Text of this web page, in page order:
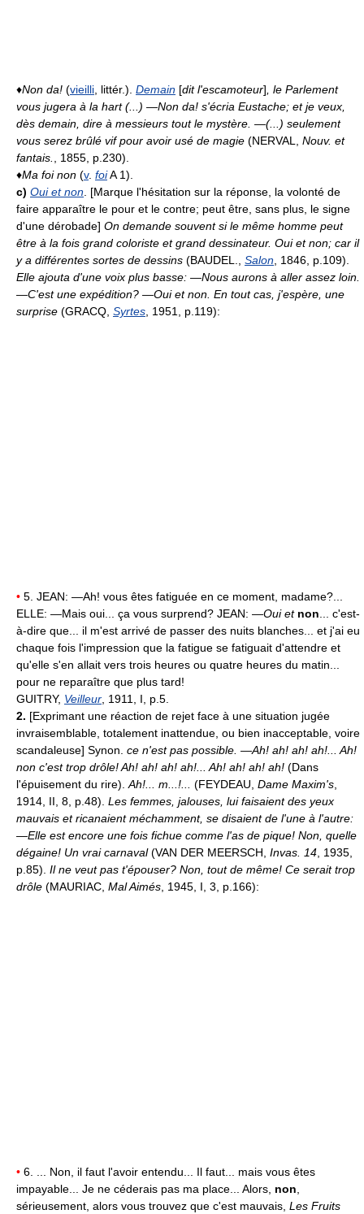
♦Non da! (vieilli , littér.). Demain [dit l'escamoteur] , le Parlement
vous jugera à la hart (...) —Non da! s'écria Eustache; et je veux,
dès demain, dire à messieurs tout le mystère. —(...) seulement
vous serez brûlé vif pour avoir usé de magie (NERVAL, Nouv. et
fantais.
, 1855, p.230).
♦Ma foi non (v. foiA 1).
c) Oui et non . [Marque l'hésitation sur la réponse, la volonté de
faire apparaître le pour et le contre; peut être, sans plus, le signe
d'une dérobade] On demande souvent si le même homme peut
être à la fois grand coloriste et grand dessinateur. Oui et non; car il
y a différentes sortes de dessins (BAUDEL., Salon , 1846, p.109).
Elle ajouta d'une voix plus basse: —Nous aurons à aller assez loin.
—C'est une expédition? —Oui et non. En tout cas, j'espère, une
surprise (GRACQ, Syrtes , 1951, p.119):
• 5. JEAN: —Ah! vous êtes fatiguée en ce moment, madame?...
ELLE: —Mais oui... ça vous surprend? JEAN: —Oui et non ... c'est-
à-dire que... il m'est arrivé de passer des nuits blanches... et j'ai eu
chaque fois l'impression que la fatigue se fatiguait d'attendre et
qu'elle s'en allait vers trois heures ou quatre heures du matin...
pour ne reparaître que plus tard!
GUITRY, Veilleur , 1911, I, p.5.
2. [Exprimant une réaction de rejet face à une situation jugée
invraisemblable, totalement inattendue, ou bien inacceptable, voire
scandaleuse] Synon. ce n'est pas possible. —Ah! ah! ah! ah!... Ah!
non c'est trop drôle! Ah! ah! ah! ah!... Ah! ah! ah! ah! (Dans
l'épuisement du rire). Ah!... m...!... (FEYDEAU, Dame Maxim's
1914, II, 8, p.48). Les femmes, jalouses, lui faisaient des yeux
mauvais et ricanaient méchamment, se disaient de l'une à l'autre:
—Elle est encore une fois fichue comme l'as de pique! Non, quelle
dégaine! Un vrai carnaval(VAN DER MEERSCH, Invas. 14 , 1935,
p.85). Il ne veut pas t'épouser? Non, tout de même! Ce serait trop
drôle (MAURIAC, Mal Aimés , 1945, I, 3, p.166):
• 6. ... Non, il faut l'avoir entendu... Il faut... mais vous êtes
impayable... Je ne céderais pas ma place... Alors, non
sérieusement, alors vous trouvez que c'est mauvais, Les Fruits